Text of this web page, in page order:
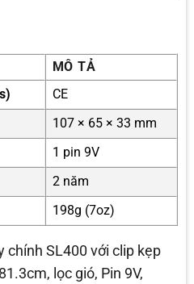
MÔ TẢ
CE
107 × 65 × 33 mm
1 pin 9V
2 năm
198g (7oz)
chính SL400 với clip kẹp
lọc gió, Pin 9V,